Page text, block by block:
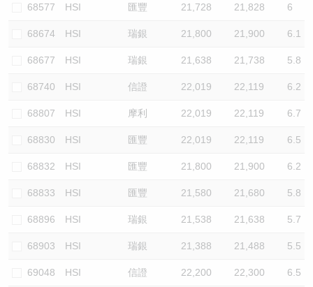
68577 HSI 匯豐 21,728 21,828 6
68674 HSI 瑞銀 21,800 21,900 6.1
68677 HSI 瑞銀 21,638 21,738 5.8
68740 HSI 信證 22,019 22,119 6.2
68807 HSI 摩利 22,019 22,119 6.7
68830 HSI 匯豐 22,019 22,119 6.5
68832 HSI 匯豐 21,800 21,900 6.2
68833 HSI 匯豐 21,580 21,680 5.8
68896 HSI 瑞銀 21,538 21,638 5.7
68903 HSI 瑞銀 21,388 21,488 5.5
69048 HSI 信證 22,200 22,300 6.5